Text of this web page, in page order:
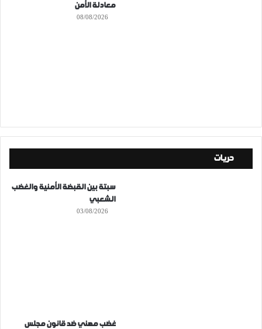
معادلة الأمن
08/08/2026
حريات
سبتة بين القبضة الأمنية والغضب
الشعبي
03/08/2026
غضب مهني ضد قانون مجلس